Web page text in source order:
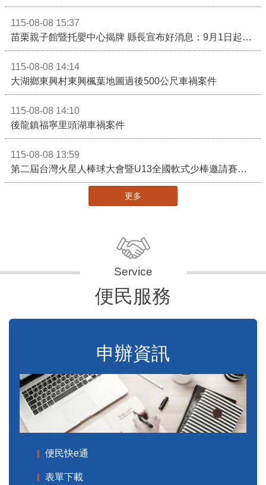
115-08-08 15:37
苗栗親子館暨托嬰中心揭牌 縣長宣布好消息：9月1日起調降臨時托嬰費用
115-08-08 14:14
大湖鄉東興村東興楓葉地圖過後500公尺車禍案件
115-08-08 14:10
後龍鎮福寧里頭湖車禍案件
115-08-08 13:59
第二屆台灣火星人棒球大會暨U13全國軟式少棒邀請賽在苗栗舉辦
更多
便民服務
申辦資訊
便民快e通
表單下載